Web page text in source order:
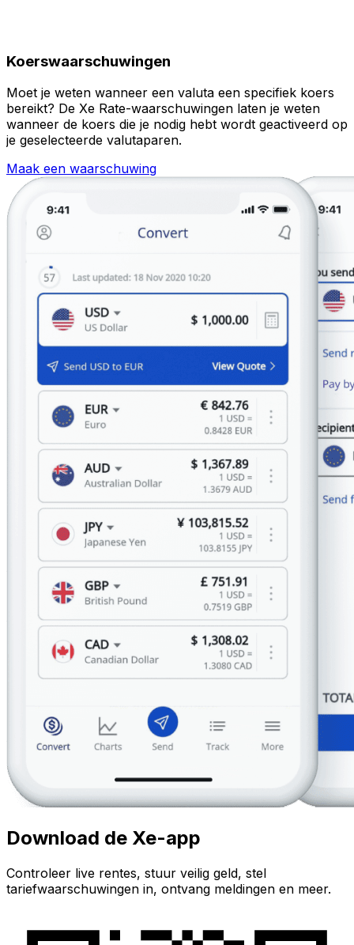
Koerswaarschuwingen
Moet je weten wanneer een valuta een specifiek koers
bereikt? De Xe Rate-waarschuwingen laten je weten
wanneer de koers die je nodig hebt wordt geactiveerd op
je geselecteerde valutaparen.
Maak een waarschuwing
Download de Xe-app
Controleer live rentes, stuur veilig geld, stel
tariefwaarschuwingen in, ontvang meldingen en meer.